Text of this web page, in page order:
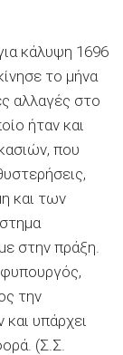
κάλυψη 1696
το μήνα
αλλαγές στο
ήταν και
που
και των
στην πράξη.
την
υπάρχει
(Σ.Σ.